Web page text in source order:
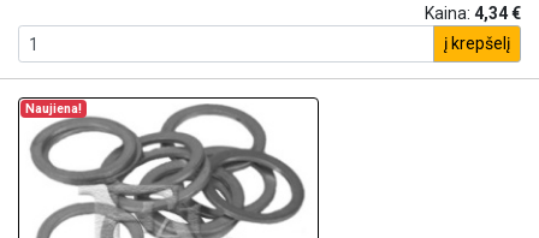
Kaina: 4,34 €
į krepšelį
Naujiena!